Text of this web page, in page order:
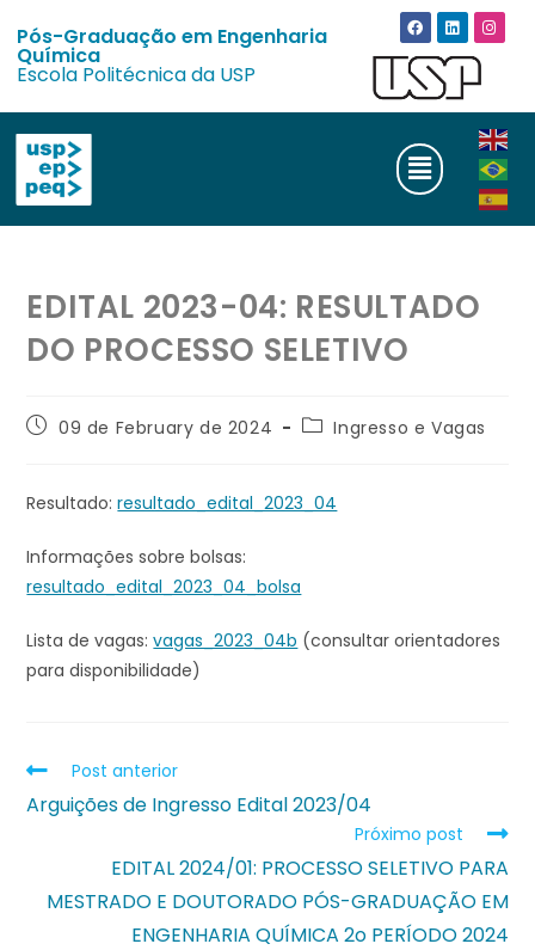
Pós-Graduação em Engenharia
Química
Escola Politécnica da USP
EDITAL 2023-04: RESULTADO
DO PROCESSO SELETIVO
09 de February de 2024 Ingresso e Vagas
Resultado:resultado_edital_2023_04
Informações sobre bolsas:
resultado_edital_2023_04_bolsa
Lista de vagas:vagas_2023_04b (consultar orientadores
para disponibilidade)
Post anterior
Arguições de Ingresso Edital 2023/04
Próximo post
EDITAL 2024/01: PROCESSO SELETIVO PARA
MESTRADO E DOUTORADO PÓS-GRADUAÇÃO EM
ENGENHARIA QUÍMICA 2o PERÍODO 2024